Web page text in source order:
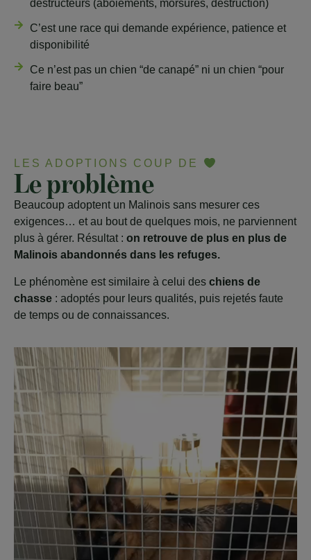
destructeurs (aboiements, morsures, destruction)
C’est une race qui demande expérience, patience et
disponibilité
Ce n’est pas un chien “de canapé” ni un chien “pour
faire beau”
LES ADOPTIONS COUP DE
Le problème
Beaucoup adoptent un Malinois sans mesurer ces
exigences… et au bout de quelques mois, ne parviennent
plus à gérer. Résultat : on retrouve de plus en plus de
Malinois abandonnés dans les refuges.
Le phénomène est similaire à celui des chiens de
chasse : adoptés pour leurs qualités, puis rejetés faute
de temps ou de connaissances.